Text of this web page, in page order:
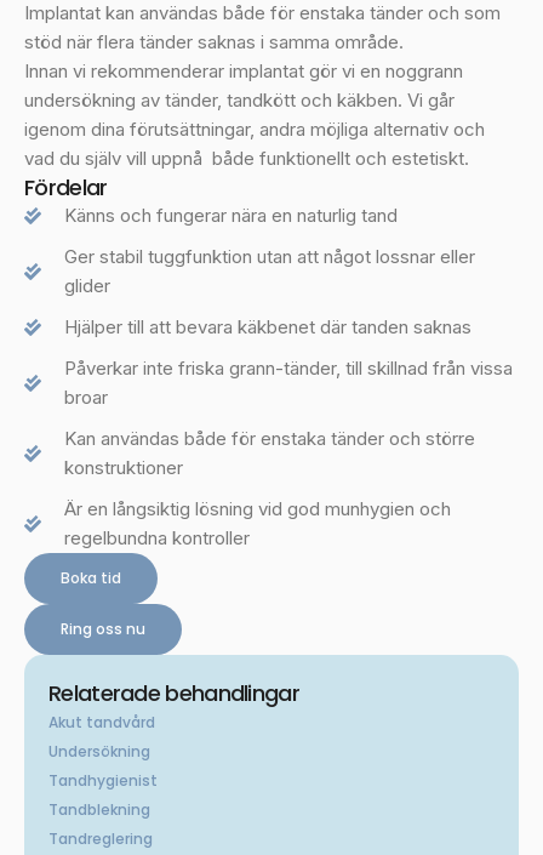
Implantat kan användas både för enstaka tänder och som
stöd när flera tänder saknas i samma område.
Innan vi rekommenderar implantat gör vi en noggrann
undersökning av tänder, tandkött och käkben. Vi går
igenom dina förutsättningar, andra möjliga alternativ och
vad du själv vill uppnå både funktionellt och estetiskt.
Fördelar
Känns och fungerar nära en naturlig tand
Ger stabil tuggfunktion utan att något lossnar eller
glider
Hjälper till att bevara käkbenet där tanden saknas
Påverkar inte friska grann-tänder, till skillnad från vissa
broar
Kan användas både för enstaka tänder och större
konstruktioner
Är en långsiktig lösning vid god munhygien och
regelbundna kontroller
Boka tid
Ring oss nu
Relaterade behandlingar
Akut tandvård
Undersökning
Tandhygienist
Tandblekning
Tandreglering